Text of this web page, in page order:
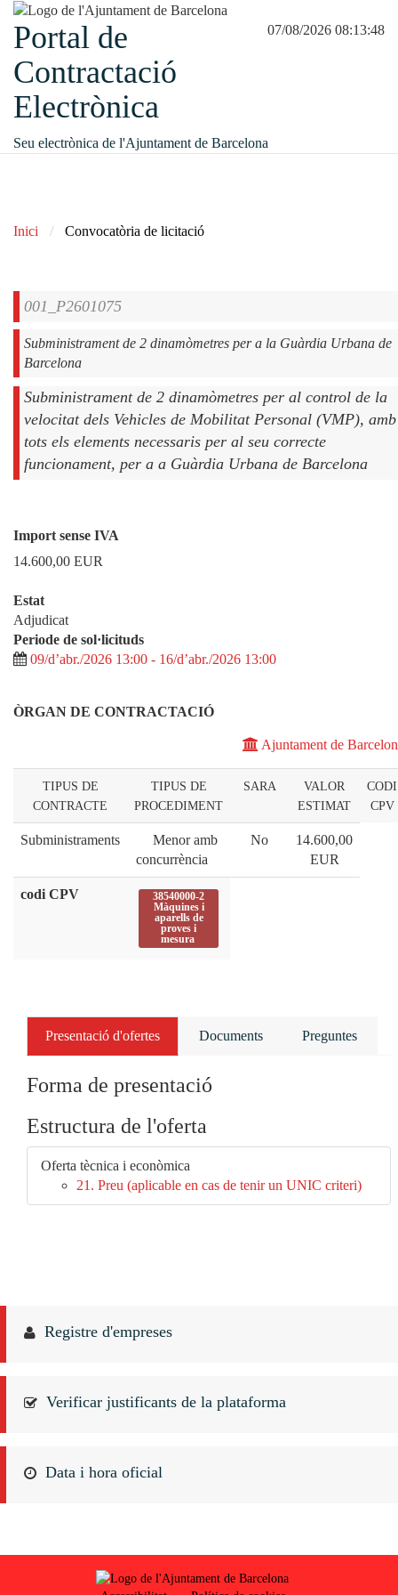
07/08/2026 08:13:48
Portal de
Contractació
Electrònica
Seu electrònica de l'Ajuntament de Barcelona
Inici Convocatòria de licitació
001_P2601075
Subministrament de 2 dinamòmetres per a la Guàrdia Urbana de
Barcelona
Subministrament de 2 dinamòmetres per al control de la
velocitat dels Vehicles de Mobilitat Personal (VMP), amb
tots els elements necessaris per al seu correcte
funcionament, per a a Guàrdia Urbana de Barcelona
Import sense IVA
14.600,00 EUR
Estat
Adjudicat
Periode de sol·licituds
09/d’abr./2026 13:00 - 16/d’abr./2026 13:00
ÒRGAN DE CONTRACTACIÓ
Ajuntament de
TIPUS DE
CONTRACTE
TIPUS DE
PROCEDIMENT
SARA
VALOR
ESTIMAT
CODI
CPV
Subministraments
Menor amb
concurrència
No
14.600,00
EUR
codi CPV
38540000-2
Màquines i
aparells de
proves i
mesura
Presentació d'ofertes Documents Preguntes
Forma de presentació
Estructura de l'oferta
Oferta tècnica i econòmica
21. Preu (aplicable en cas de tenir un UNIC criteri)
Registre d'empreses
Verificar justificants de la plataforma
Data i hora oficial